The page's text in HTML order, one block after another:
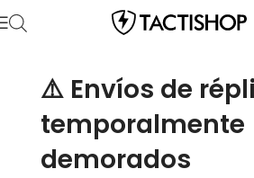
⚠️ Envíos de
temporalmente
demorados